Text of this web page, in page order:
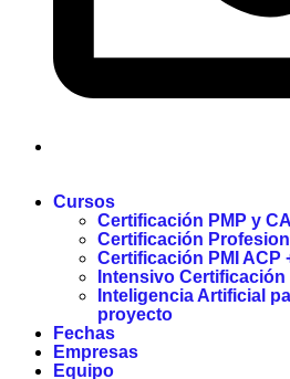
Cursos
Certificación PMP y
Certificación
Certificación PMI ACP
Intensivo Certificación
Inteligencia Artificial
proyecto
Fechas
Empresas
Equipo